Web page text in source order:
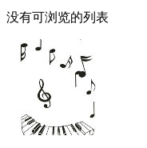
没有可浏览的列表